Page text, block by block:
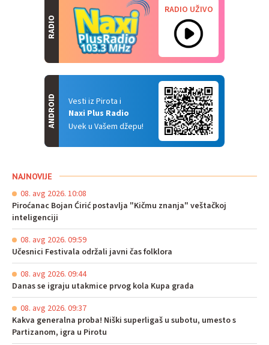
RADIO
RADIO UŽIVO
Vesti iz Pirota i
Naxi Plus Radio
Uvek u Vašem džepu!
ANDROID
NAJNOVIJE
08. avg 2026. 10:08
Piroćanac Bojan Ćirić postavlja "Kičmu znanja" veštačkoj
inteligenciji
08. avg 2026. 09:59
Učesnici Festivala održali javni čas folklora
08. avg 2026. 09:44
Danas se igraju utakmice prvog kola Kupa grada
08. avg 2026. 09:37
Kakva generalna proba! Niški superligaš u subotu, umesto s
Partizanom, igra u Pirotu